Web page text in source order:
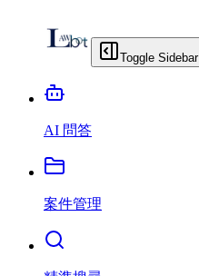
Toggle Sidebar
AI 問答
案件管理